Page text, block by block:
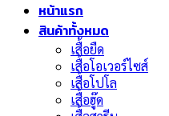
หน้าแรก
สินค้าทั้งหมด
เสื้อยืด
เสื้อโอเวอร์ไซส์
เสื้อโปโล
เสื้อฮู๊ด